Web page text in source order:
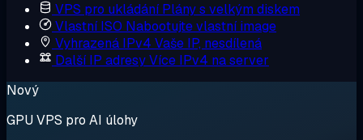
VPS pro ukládání Plány s velkým diskem
Vlastní ISO Nabootujte vlastní image
Vyhrazená IPv4 Vaše IP, nesdílená
Další IP adresyVíce IPv4 na server
Nový
GPU VPS pro AI úlohy